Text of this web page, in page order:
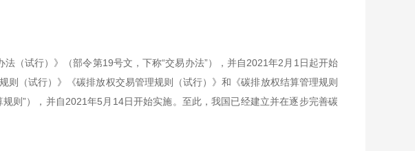
（试行）》（部令第19号文，下称“交易办法”），并自2021年2月1日起开始
（试行）》《碳排放权交易管理规则（试行）》和《碳排放权结算管理规则
规则”），并自2021年5月14日开始实施。至此，我国已经建立并在逐步完善碳